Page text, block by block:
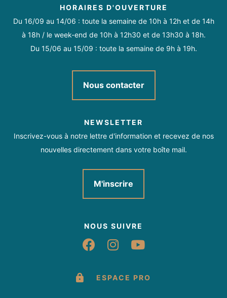
HORAIRES D'OUVERTURE
Du 16/09 au 14/06 : toute la semaine de 10h à 12h et de 14h
à 18h / le week-end de 10h à 12h30 et de 13h30 à 18h.
Du 15/06 au 15/09 : toute la semaine de 9h à 19h.
Nous contacter
NEWSLETTER
Inscrivez-vous à notre lettre d'information et recevez de nos
nouvelles directement dans votre boîte mail.
M'inscrire
NOUS SUIVRE
Suivez-nous sur
Suivez-nous sur
Suivez-nous
ESPACE PRO